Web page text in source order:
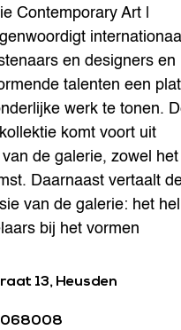
Contemporary Art |
en designers en
talenten een
werk te tonen.
komt voort uit
de galerie, zowel
Daarnaast vertaalt
van de galerie: het
bij het vormen
13, Heusden